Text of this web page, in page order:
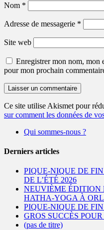
Nom *
Adresse de messagerie *
Site web
Enregistrer mon nom, mon
pour mon prochain
Ce site utilise Akismet pour
sur comment les données de
Qui sommes-nous ?
Derniers articles
PIQUE-NIQUE DE
DE L’ÉTÉ 2026
NEUVIÈME ÉDITION
HATHA-YOGA À
PIQUE-NIQUE DE
GROS SUCCÈS
(pas de titre)